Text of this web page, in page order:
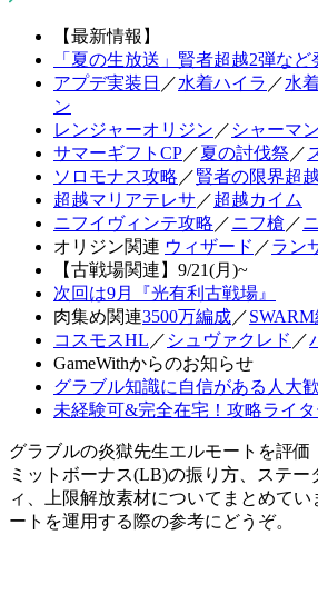
【最新情報】
「夏の生放送」賢者超越2弾な
アプデ実装日 ／水着ハイラ ／水
ン
レンジャーオリジン ／ シャーマ
サマーギフトCP／夏の討伐祭 ／
ソロモナス攻略 ／賢者の限界超越
超越マリアテレサ ／超越カイム
ニフイヴィンテ攻略 ／ニフ槍 ／
オリジン関連 ウィザード ／ラン
【古戦場関連】9/21(月)~
次回は9月『光有利古戦場』
肉集め関連3500万編成／
コスモスHL ／ シュヴァクレド ／
GameWithからのお知らせ
グラブル知識に自信がある人大
未経験可&完全在宅！攻略ライタ
グラブルの炎獄先生エルモートを評価
ミットボーナス(LB)の振り方、ステー
ィ、上限解放素材についてまとめて
ートを運用する際の参考にどうぞ。